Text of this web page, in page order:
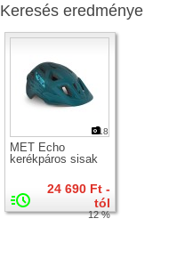
Keresés eredménye
18
MET Echo
kerékpáros sisak
24 690 Ft -
tól
12 %